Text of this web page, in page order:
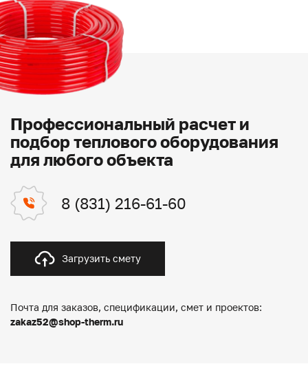
Профессиональный расчет и
подбор теплового оборудования
для любого объекта
8 (831) 216-61-60
Загрузить смету
Почта для заказов, спецификации, смет и проектов:
zakaz52@shop-therm.ru